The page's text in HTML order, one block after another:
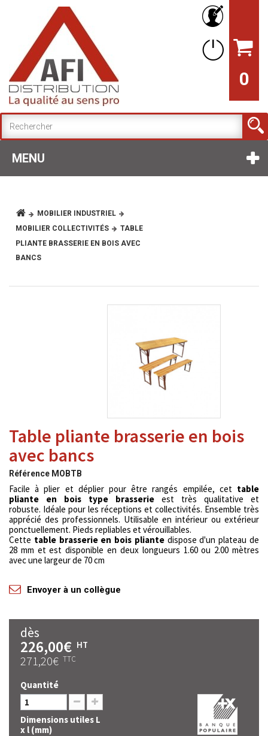
0
MENU
MOBILIER INDUSTRIEL
MOBILIER COLLECTIVITÉS
TABLE
PLIANTE BRASSERIE EN BOIS AVEC
BANCS
Table pliante brasserie en bois
avec bancs
Référence MOBTB
Facile à plier et déplier pour être rangés empilée, cet table
pliante en bois type brasserie est très qualitative et
robuste. Idéale pour les réceptions et collectivités. Ensemble très
apprécié des professionnels. Utilisable en intérieur ou extérieur
ponctuellement. Pieds repliables et vérouillables.
Cette table brasserie en bois pliantedispose d'un plateau de
28 mm et est disponible en deux longueurs 1.60 ou 2.00 mètres
avec une largeur de 70 cm
Envoyer à un collègue
dès
226,00€ HT
271,20€ TTC
Quantité
Dimensions utiles L
x l (mm)